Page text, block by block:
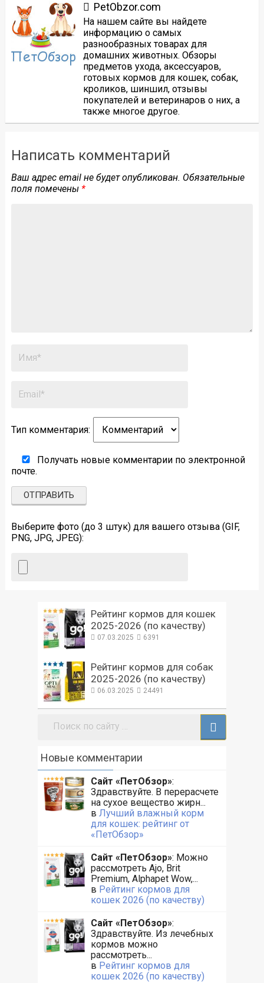
PetObzor.com
На нашем сайте вы найдете
информацию о самых
разнообразных товарах для
домашних животных. Обзоры
предметов ухода, аксессуаров,
готовых кормов для кошек, собак,
кроликов, шиншил, отзывы
покупателей и ветеринаров о них, а
также многое другое.
Написать комментарий
Ваш адрес email не будет опубликован. Обязательные
поля помечены *
Тип комментария:
Получать новые комментарии по электронной
почте.
Выберите фото (до 3 штук) для вашего отзыва (GIF,
PNG, JPG, JPEG):
Рейтинг кормов для кошек
2025-2026 (по качеству)
07.03.2025 6391
Рейтинг кормов для собак
2025-2026 (по качеству)
06.03.2025 24491
Поиск:
Новые комментарии
Сайт «ПетОбзор»:
Здравствуйте. В перерасчете
на сухое вещество жирн...
в Лучший влажный корм
для кошек: рейтинг от
«ПетОбзор»
Сайт «ПетОбзор»: Можно
рассмотреть Ajo, Brit
Premium, Alphapet Wow,...
в Рейтинг кормов для
кошек 2026 (по качеству)
Сайт «ПетОбзор»:
Здравствуйте. Из лечебных
кормов можно
рассмотреть...
в Рейтинг кормов для
кошек 2026 (по качеству)